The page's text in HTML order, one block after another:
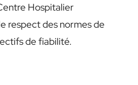
Hospitalier
respect des normes de
de fiabilité.